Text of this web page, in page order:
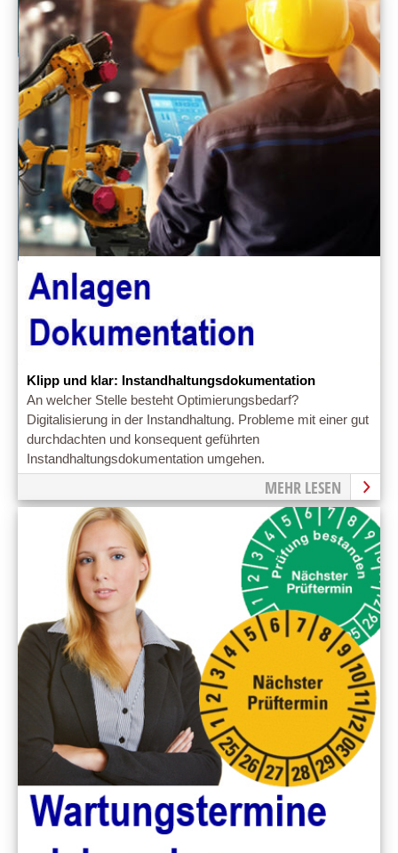
Klipp und klar: Instandhaltungsdokumentation
An welcher Stelle besteht Optimierungsbedarf?
Digitalisierung in der Instandhaltung. Probleme mit einer gut
durchdachten und konsequent geführten
Instandhaltungsdokumentation umgehen.
MEHR LESEN